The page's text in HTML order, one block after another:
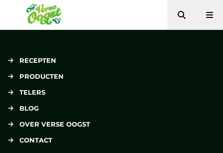
Verse Oogst
Zoeken
RECEPTEN
PRODUCTEN
TELERS
BLOG
OVER VERSE OOGST
CONTACT